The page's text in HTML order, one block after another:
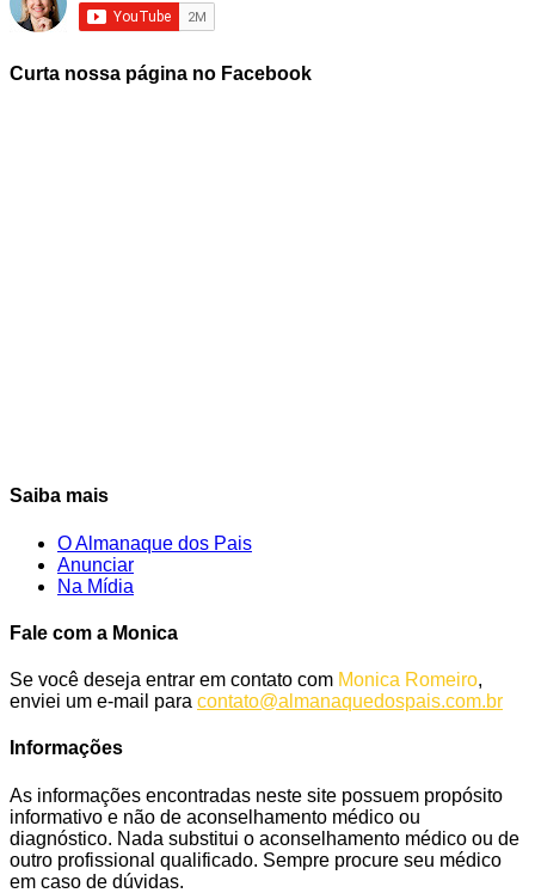
Curta nossa página no Facebook
Saiba mais
O Almanaque dos Pais
Anunciar
Na Mídia
Fale com a Monica
Se você deseja entrar em contato com Monica Romeiro,
enviei um e-mail para contato@almanaquedospais.com.br
Informações
As informações encontradas neste site possuem propósito
informativo e não de aconselhamento médico ou
diagnóstico. Nada substitui o aconselhamento médico ou de
outro profissional qualificado. Sempre procure seu médico
em caso de dúvidas.